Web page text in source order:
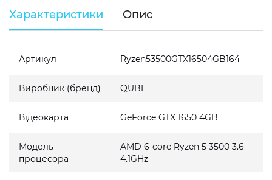
Характеристики Опис
Артикул Ryzen53500GTX16504GB164
Виробник (бренд) QUBE
Відеокарта GeForce GTX 1650 4GB
Модель
процесора
AMD 6-core Ryzen 5 3500 3.6-
4.1GHz